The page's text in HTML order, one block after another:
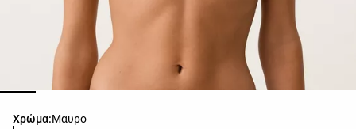
Χρώμα:Μαυρο
Λίστα χρωμάτων προϊόντος